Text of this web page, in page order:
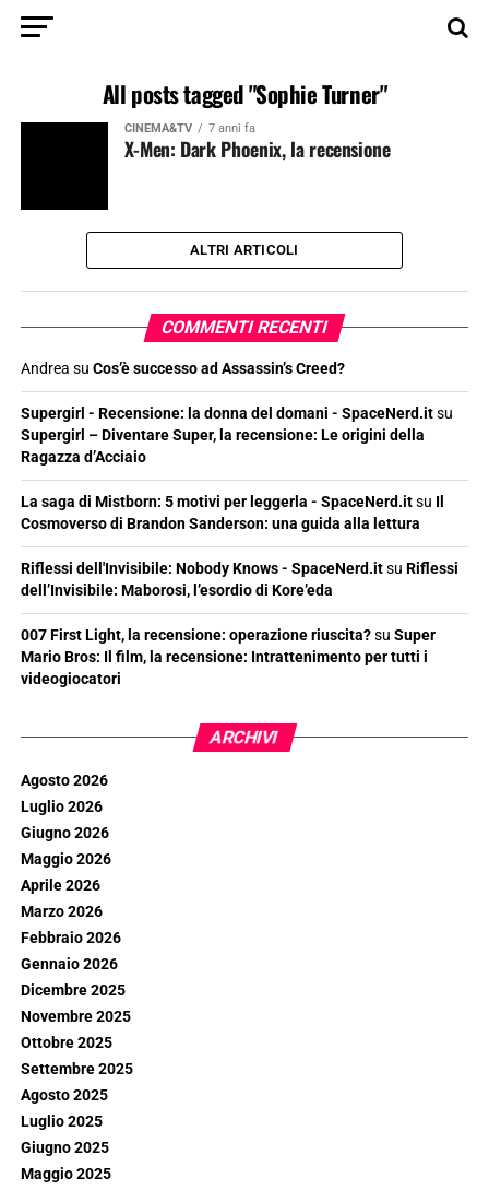
All posts tagged "Sophie Turner"
CINEMA&TV 7 anni fa
X-Men: Dark Phoenix, la recensione
ALTRI ARTICOLI
COMMENTI RECENTI
Andrea su Cos’è successo ad Assassin’s Creed?
Supergirl - Recensione: la donna del domani - SpaceNerd.itsu
Supergirl – Diventare Super, la recensione: Le origini della
Ragazza d’Acciaio
La saga di Mistborn: 5 motivi per leggerla - SpaceNerd.itsu Il
Cosmoverso di Brandon Sanderson: una guida alla lettura
Riflessi dell'Invisibile: Nobody Knows - SpaceNerd.itsu Riflessi
dell’Invisibile: Maborosi, l’esordio di Kore’eda
007 First Light, la recensione: operazione riuscita?su Super
Mario Bros: Il film, la recensione: Intrattenimento per tutti i
videogiocatori
ARCHIVI
Agosto 2026
Luglio 2026
Giugno 2026
Maggio 2026
Aprile 2026
Marzo 2026
Febbraio 2026
Gennaio 2026
Dicembre 2025
Novembre 2025
Ottobre 2025
Settembre 2025
Agosto 2025
Luglio 2025
Giugno 2025
Maggio 2025